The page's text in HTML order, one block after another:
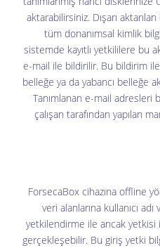
aktarabilirsiniz. Dışarı
tüm donanımsal kimlik
sistemde kayıtlı yetkililere bu
e-mail ile bildirilir. Bu bildirim
belleğe ya da yabancı belleğe
Tanımlanan e-mail adresleri
çalışan tarafından yapılan
ForsecaBox cihazına offline
veri alanlarına kullanıcı
yetkilendirme ile ancak yetkisi
gerçekleşebilir. Bu giriş yetki